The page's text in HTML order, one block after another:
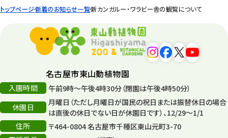
トップページ新着のお知らせ一覧新カンガルー・ワラビー舎の観覧について
名古屋市東山動植物園
入園時間
午前9時～午後4時30分（閉園は午後4時50分）
休園日
月曜日（ただし月曜日が国民の祝日または振替休日の場合
は直後の休日でない日が休園日です）、12/29～1/1
住所
〒464-0804 名古屋市千種区東山元町3-70